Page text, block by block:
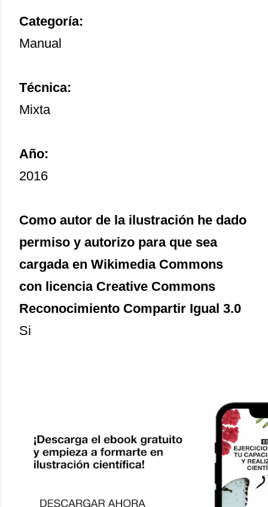
Categoría:
Manual
Técnica:
Mixta
Año:
2016
Como autor de la ilustración he dado
permiso y autorizo para que sea
cargada en Wikimedia Commons
con licencia Creative Commons
Reconocimiento Compartir Igual 3.0
Si